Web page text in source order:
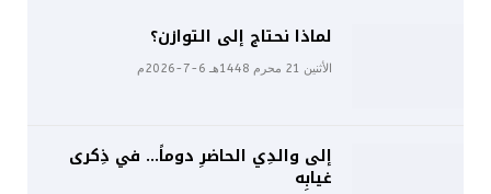
لماذا نحتاج إلى التوازن؟
الأثنين 21 محرم 1448هـ 6-7-2026م
إلى والدِي الحاضرِ دوماً… في ذِكرى
غيابِه